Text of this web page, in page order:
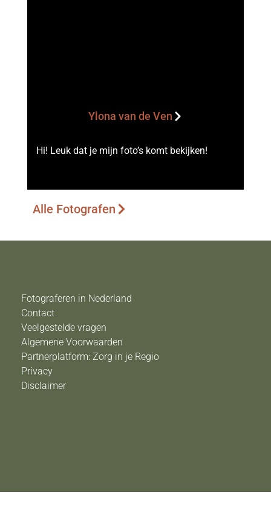
Ylona van de Ven
Hi! Leuk dat je mijn foto’s komt bekijken!
Alle Fotografen
Fotograferen in Nederland
Contact
Veelgestelde vragen
Algemene Voorwaarden
Partnerplatform: Zorg in je Regio
Privacy
Disclaimer